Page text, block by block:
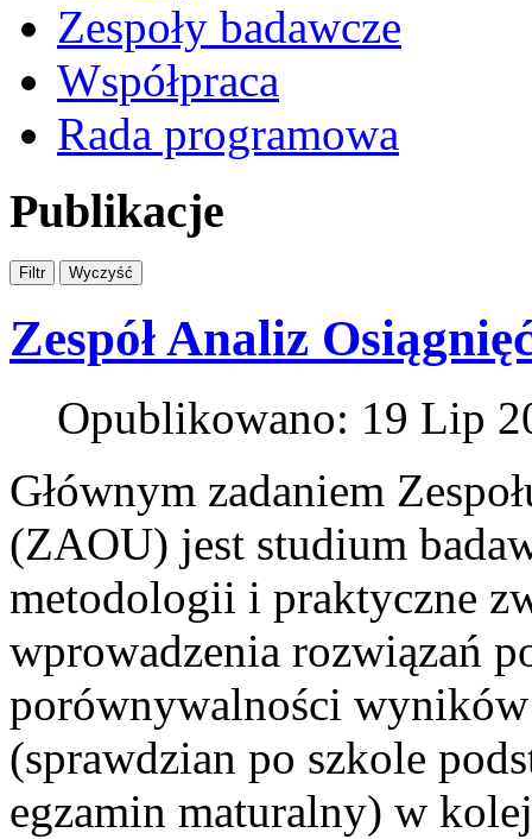
Zespoły badawcze
Współpraca
Rada programowa
Publikacje
Zespół Analiz
Opublikowano: 19 Lip
Głównym zadaniem
(ZAOU) jest studium
metodologii i praktyczne
wprowadzenia rozwiązań
porównywalności
(sprawdzian po szkole
egzamin maturalny) w